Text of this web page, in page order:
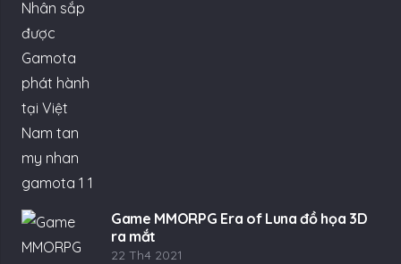
Game MMORPG Era of Luna đồ họa 3D
ra mắt
22 Th4 2021